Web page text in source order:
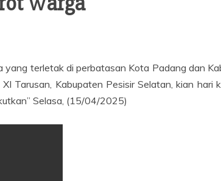
yang terletak di perbatasan Kota Padang dan
Tarusan, Kabupaten Pesisir Selatan, kian hari
Selasa, (15/04/2025)